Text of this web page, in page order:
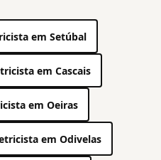
em Setúbal
em Cascais
em Oeiras
em Odivelas